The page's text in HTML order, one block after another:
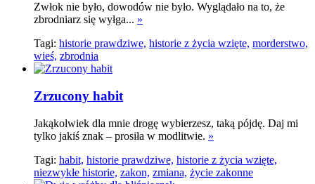
Zwłok nie było, dowodów nie było. Wyglądało na to, że
zbrodniarz się wyłga... »
Tagi: historie prawdziwe, historie z życia wzięte, morderstwo,
wieś, zbrodnia
Zrzucony habit
Jakąkolwiek dla mnie drogę wybierzesz, taką pójdę. Daj mi
tylko jakiś znak – prosiła w modlitwie. »
Tagi: habit, historie prawdziwe, historie z życia wzięte,
niezwykłe historie, zakon, zmiana, życie zakonne